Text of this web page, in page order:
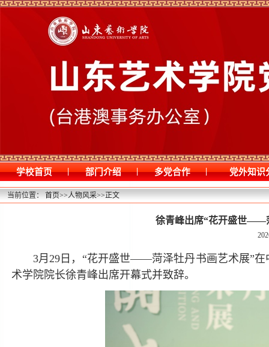
学校首页 | 部门介绍 | 多党合作 | 党外知识
当前位置：首页>>人物风采>>正文
徐青峰出席“花开盛世——
3月29日，“花开盛世——菏泽牡丹书画艺术展”
术学院院长徐青峰出席开幕式并致辞。